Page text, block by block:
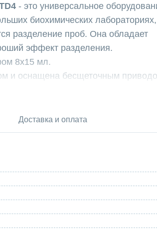
- это универсальное
биохимических лабораториях,
разделение проб. Она обладает
эффект разделения.
8х15 мл.
и оснащена бесщеточным
и вибраций.
в любой момент во время работы,
гибкость и удобство в настройке и
точно контролировать
неисправностей, которая
скорости и другие неисправности
дверной крышки для
Доставка и оплата